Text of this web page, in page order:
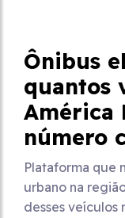
Ônibus
quantos
América
número
Plataforma que
urbano na
desses veículos